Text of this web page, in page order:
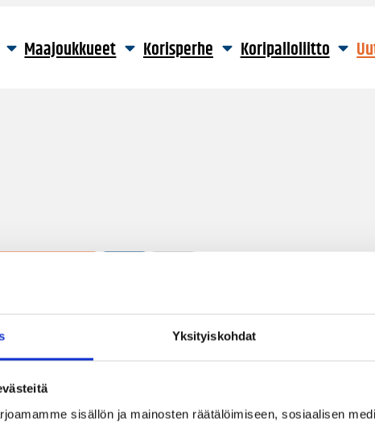
Yksityiskohdat
sisällön ja mainosten räätälöimiseen, sosiaalisen
Maajoukkueet Korisperhe Koripalloliitto